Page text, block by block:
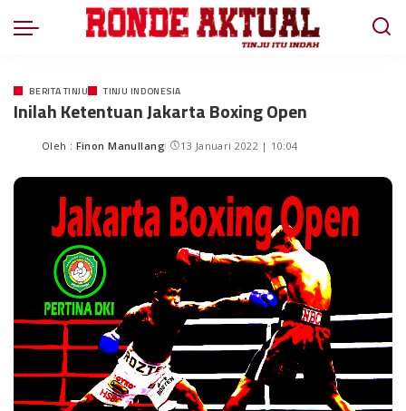
BERITA TINJU TINJU INDONESIA
Inilah Ketentuan Jakarta Boxing Open
Oleh : Finon Manullang 13 Januari 2022 | 10:04